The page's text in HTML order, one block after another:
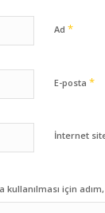
Ad *
E-posta *
İnternet
için